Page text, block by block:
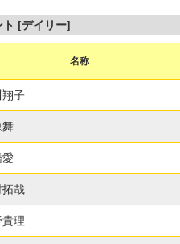
ト [デイリー]
名称
翔子
舞
拓哉
理